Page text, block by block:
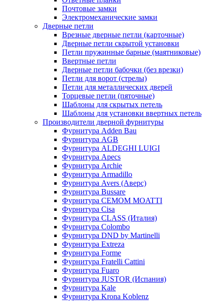
Почтовые замки
Электромеханические замки
Дверные петли
Врезные дверные петли (карточные)
Дверные петли скрытой установки
Петли пружинные барные (маятниковые)
Ввертные петли
Дверные петли бабочки (без врезки)
Петли для ворот (стрелы)
Петли для металлических дверей
Торцевые петли (пяточные)
Шаблоны для скрытых петель
Шаблоны для установки ввертных петель
Производители дверной фурнитуры
Фурнитура Adden Bau
Фурнитура AGB
Фурнитура ALDEGHI LUIGI
Фурнитура Apecs
Фурнитура Archie
Фурнитура Armadillo
Фурнитура Avers (Аверс)
Фурнитура Bussare
Фурнитура CEMOM MOATTI
Фурнитура Cisa
Фурнитура CLASS (Италия)
Фурнитура Colombo
Фурнитура DND by Martinelli
Фурнитура Extreza
Фурнитура Forme
Фурнитура Fratelli Cattini
Фурнитура Fuaro
Фурнитура JUSTOR (Испания)
Фурнитура Kale
Фурнитура Krona Koblenz